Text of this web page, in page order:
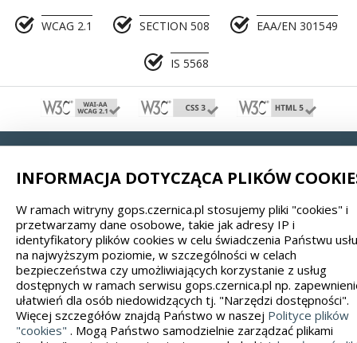
WCAG 2.1 SECTION 508 EAA/EN 301549
IS 5568
INFORMACJA DOTYCZĄCA PLIKÓW
W ramach witryny gops.czernica.pl stosujemy pliki "cookies" i
przetwarzamy dane osobowe, takie jak adresy IP i
identyfikatory plików cookies w celu świadczenia Państwu
na najwyższym poziomie, w szczególności w celach
bezpieczeństwa czy umożliwiających korzystanie z usług
dostępnych w ramach serwisu gops.czernica.pl np.
ułatwień dla osób niedowidzących tj. "Narzędzi dostępności".
Więcej szczegółów znajdą Państwo w naszej Polityce plików
"cookies" . Mogą Państwo samodzielnie zarządzać plikami
347035